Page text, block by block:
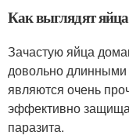
Как выглядят
Зачастую яйца
довольно
являются очень
эффективно
паразита.